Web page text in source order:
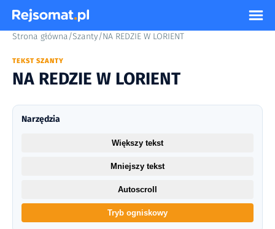
Strona główna/Szanty/NA REDZIE W LORIENT
TEKST SZANTY
NA REDZIE W LORIENT
Narzędzia
Większy tekst
Mniejszy tekst
Autoscroll
Tryb ogniskowy